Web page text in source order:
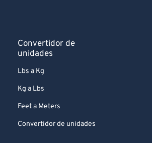
Convertidor de
unidades
Lbs a Kg
Kg a Lbs
Feet a Meters
Convertidor de unidades